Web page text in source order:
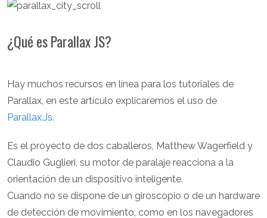
¿Qué es Parallax JS?
Hay muchos recursos en línea para los tutoriales de
Parallax, en este artículo explicaremos el uso de
Parallax.Js.
Es el proyecto de dos caballeros, Matthew Wagerfield y
Claudio Guglieri, su motor de paralaje reacciona a la
orientación de un dispositivo inteligente.
Cuando no se dispone de un giroscopio o de un hardware
de detección de movimiento, como en los navegadores